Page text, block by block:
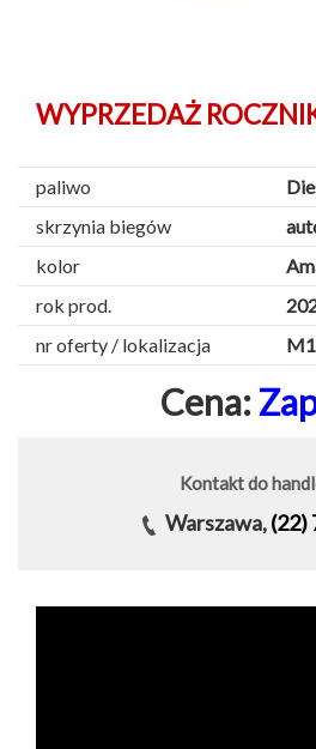
WYPRZEDAŻ
paliwo
skrzynia biegów
kolor
rok prod.
nr oferty / lokalizacja
Cena:
Kontakt do
Warszawa,(22)